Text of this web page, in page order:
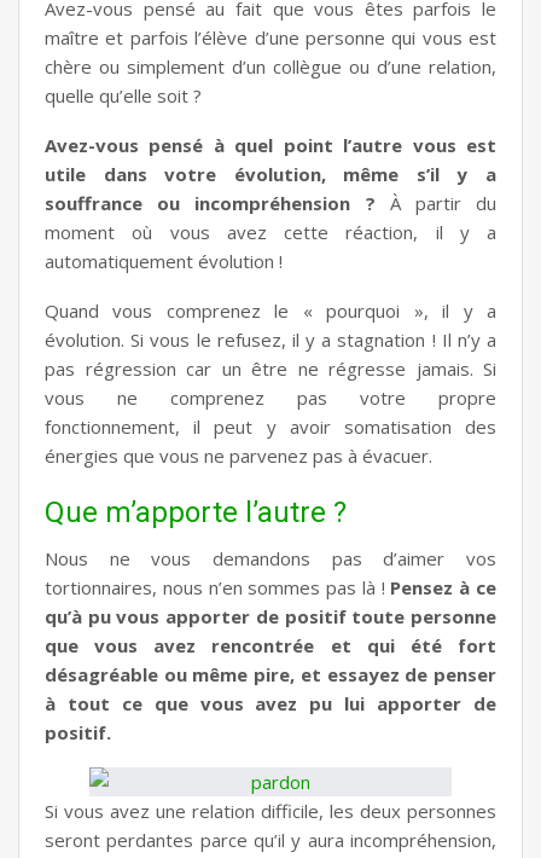
Avez-vous pensé au fait que vous êtes parfois le
maître et parfois l’élève d’une personne qui vous est
chère ou simplement d’un collègue ou d’une relation,
quelle qu’elle soit ?
Avez-vous pensé à quel point l’autre vous est
utile dans votre évolution, même s’il y a
souffrance ou incompréhension ? À partir du
moment où vous avez cette réaction, il y a
automatiquement évolution !
Quand vous comprenez le « pourquoi », il y a
évolution. Si vous le refusez, il y a stagnation ! Il n’y a
pas régression car un être ne régresse jamais. Si
vous ne comprenez pas votre propre
fonctionnement, il peut y avoir somatisation des
énergies que vous ne parvenez pas à évacuer.
Que m’apporte l’autre ?
Nous ne vous demandons pas d’aimer vos
tortionnaires, nous n’en sommes pas là ! Pensez à ce
qu’à pu vous apporter de positif toute personne
que vous avez rencontrée et qui été fort
désagréable ou même pire, et essayez de penser
à tout ce que vous avez pu lui apporter de
positif.
Si vous avez une relation difficile, les deux personnes
seront perdantes parce qu’il y aura incompréhension,